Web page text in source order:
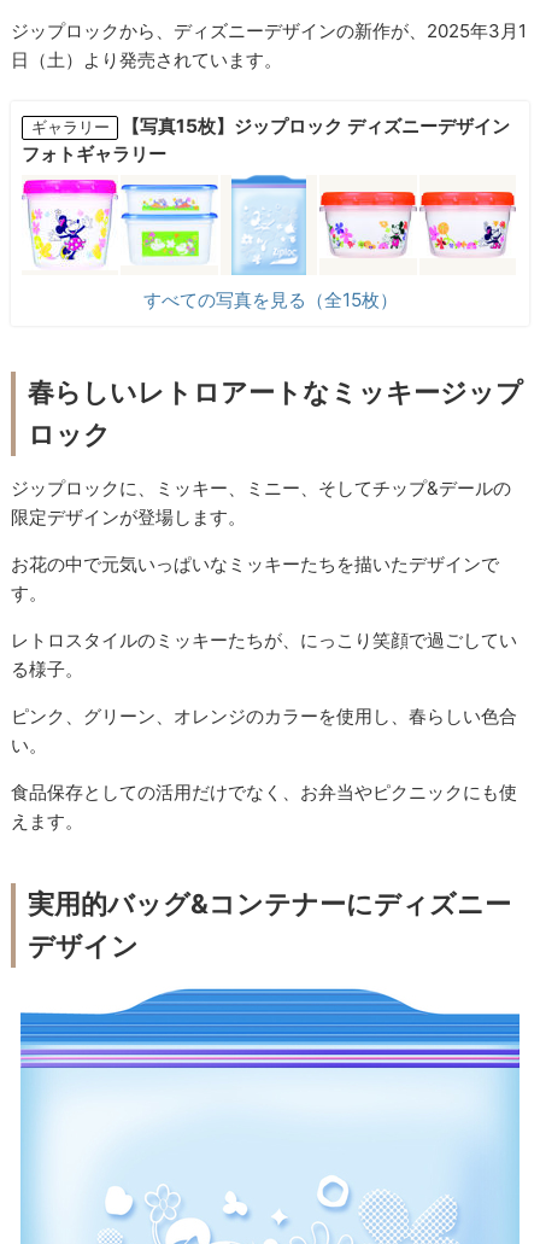
ジップロックから、ディズニーデザインの新作が、2025年3月1
日（土）より発売されています。
ギャラリー
【写真15枚】ジップロック ディズニーデザイン
フォトギャラリー
すべての写真を見る（全15枚）
春らしいレトロアートなミッキージップ
ロック
ジップロックに、ミッキー、ミニー、そしてチップ&デールの
限定デザインが登場します。
お花の中で元気いっぱいなミッキーたちを描いたデザインで
す。
レトロスタイルのミッキーたちが、にっこり笑顔で過ごしてい
る様子。
ピンク、グリーン、オレンジのカラーを使用し、春らしい色合
い。
食品保存としての活用だけでなく、お弁当やピクニックにも使
えます。
実用的バッグ&コンテナーにディズニー
デザイン